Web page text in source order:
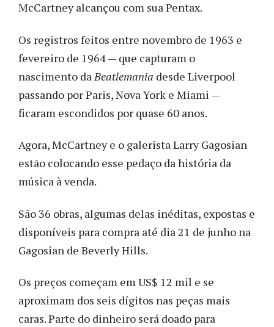
McCartney alcançou com sua Pentax.
Os registros feitos entre novembro de 1963 e
fevereiro de 1964 — que capturam o
nascimento daBeatlemania desde Liverpool
passando por Paris, Nova York e Miami —
ficaram escondidos por quase 60 anos.
Agora, McCartney e o galerista Larry Gagosian
estão colocando esse pedaço da história da
música à venda.
São 36 obras, algumas delas inéditas, expostas e
disponíveis para compra até dia 21 de junho na
Gagosian de Beverly Hills.
Os preços começam em US$ 12 mil e se
aproximam dos seis dígitos nas peças mais
caras. Parte do dinheiro será doado para